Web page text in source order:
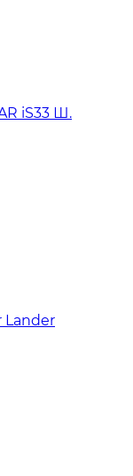
iS33 Ш.
Lander